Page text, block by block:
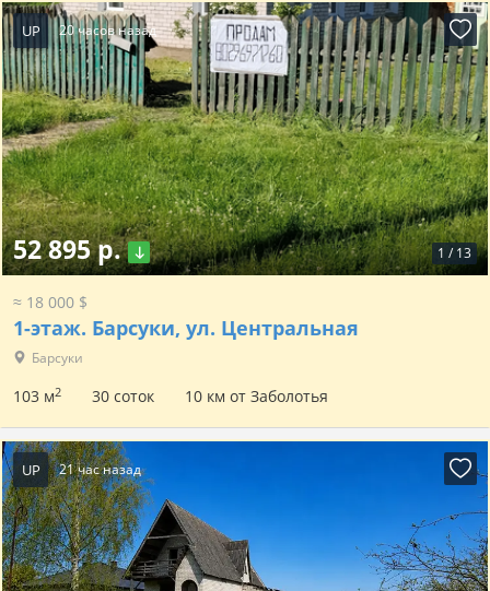
UP 20 часов назад
1 / 13
52 895 р.
≈ 18 000 $
1-этаж. Барсуки, ул. Центральная
Барсуки
103 м2 30 соток 10 км от Заболотья
UP 21 час назад